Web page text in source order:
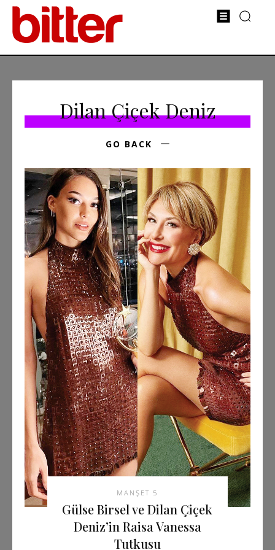
Dilan Çiçek Deniz
GO BACK
MANŞET 5
Gülse Birsel ve Dilan Çiçek
Deniz’in Raisa Vanessa
Tutkusu